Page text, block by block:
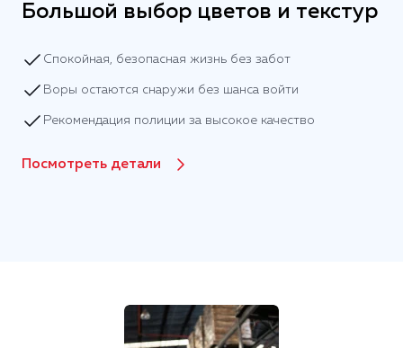
Большой выбор цветов и текстур
Спокойная, безопасная жизнь без забот
Воры остаются снаружи без шанса войти
Рекомендация полиции за высокое качество
Посмотреть детали